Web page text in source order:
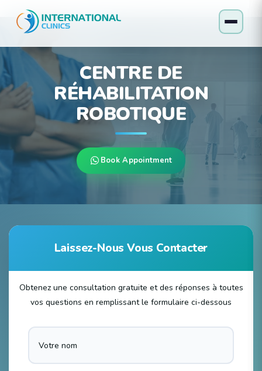
CENTRE DE
RÉHABILITATION
ROBOTIQUE
Book Appointment
Laissez-Nous Vous Contacter
Obtenez une consultation gratuite et des réponses à toutes
vos questions en remplissant le formulaire ci-dessous